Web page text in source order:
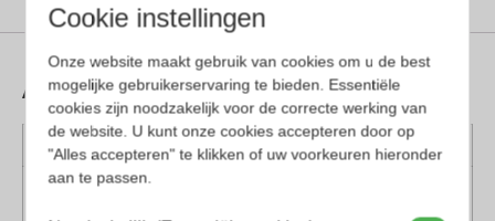
Aanvullende informatie
Kleur montuur
Zwart
Montuur
Cookie instellingen
Onze website maakt gebruik van cookies om u de best
mogelijke gebruikerservaring te bieden. Essentiële
cookies zijn noodzakelijk voor de correcte werking van
de website. U kunt onze cookies accepteren door op
"Alles accepteren" te klikken of uw voorkeuren hieronder
aan te passen.